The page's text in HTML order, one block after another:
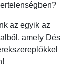
az egyik az
amely Dés